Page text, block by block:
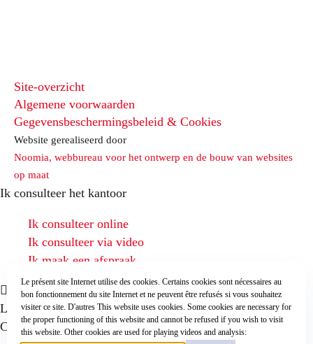
Site-overzicht
Algemene voorwaarden
Gegevensbeschermingsbeleid & Cookies
Website gerealiseerd door
Noomia, webbureau voor het ontwerp en de bouw van websites
op maat
Ik consulteer het kantoor
Ik consulteer online
Ik consulteer via video
Ik maak een afspraak
La Cour de justice désapprouve l’accord PNR avec le
Canada !goed toegevoegd aan uw winkelmandje!
Le présent site Internet utilise des cookies. Certains cookies sont nécessaires au
bon fonctionnement du site Internet et ne peuvent être refusés si vous souhaitez
visiter ce site. D'autres This website uses cookies. Some cookies are necessary for
the proper functioning of this website and cannot be refused if you wish to visit
this website. Other cookies are used for playing videos and analysis: